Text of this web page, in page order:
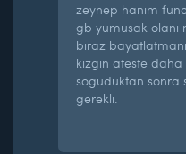
zeynep hanım
gb yumusak olanı
bıraz
kızgın ateste daha
soguduktan sonra
gereklı.